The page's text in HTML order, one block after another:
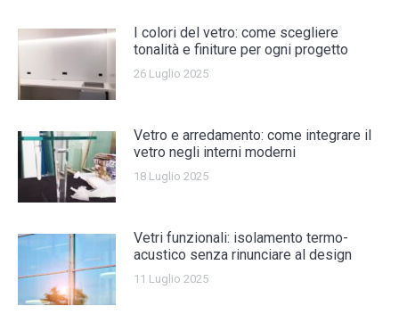
I colori del vetro: come scegliere
tonalità e finiture per ogni progetto
26 Luglio 2025
Vetro e arredamento: come integrare il
vetro negli interni moderni
18 Luglio 2025
Vetri funzionali: isolamento termo-
acustico senza rinunciare al design
11 Luglio 2025